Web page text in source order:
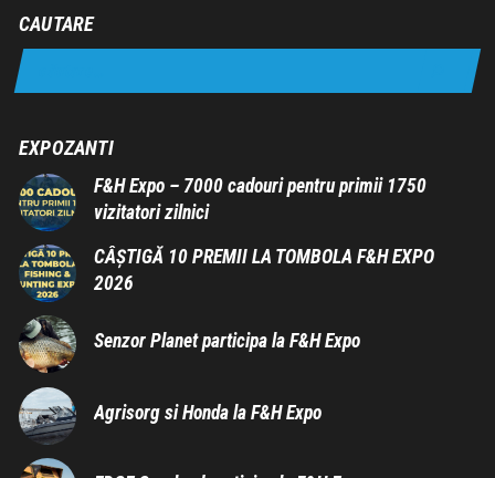
CAUTARE
EXPOZANTI
F&H Expo – 7000 cadouri pentru primii 1750
vizitatori zilnici
CÂȘTIGĂ 10 PREMII LA TOMBOLA F&H EXPO
2026
Senzor Planet participa la F&H Expo
Agrisorg si Honda la F&H Expo